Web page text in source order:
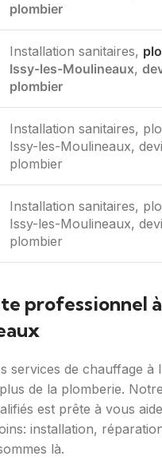
plombier
Installation sanitaires,
Issy-les-Moulineaux,
plombier
Installation sanitaires,
Issy-les-Moulineaux,
plombier
Installation sanitaires,
Issy-les-Moulineaux,
plombier
professionnel
services de chauffage à
de la plomberie.
est prête à vous
installation,
là.